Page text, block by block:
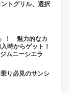
トグリル、選択
！ 魅力的なカ
時からゲット！
ムニーシエラ
り必見のサンシ